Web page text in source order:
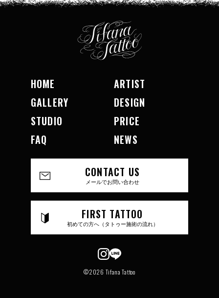
HOME
ARTIST
GALLERY
DESIGN
STUDIO
PRICE
FAQ
NEWS
CONTACT US
メールでお問い合わせ
FIRST TATTOO
初めての方へ（タトゥー施術の流れ）
©2026 Tifana Tattoo